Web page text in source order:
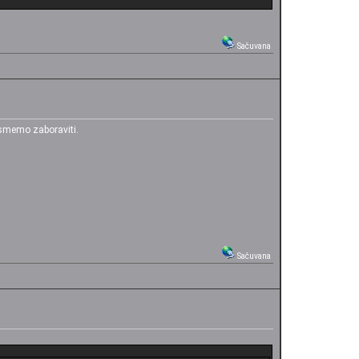
Sačuvana
zaboraviti.
Sačuvana